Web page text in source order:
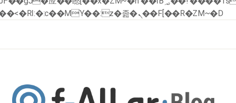
��ϐܢ��F[��x�ZMz�G�� %嬩�/c��������[[��<�RI:�:c��MΎ��:z�졾�ܢ��F[��R�ZM~�D